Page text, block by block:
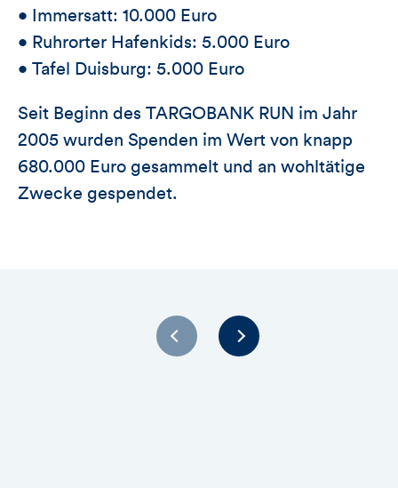
• Immersatt: 10.000 Euro
• Ruhrorter Hafenkids: 5.000 Euro
• Tafel Duisburg: 5.000 Euro
Seit Beginn des TARGOBANK RUN im Jahr
2005 wurden Spenden im Wert von knapp
680.000 Euro gesammelt und an wohltätige
Zwecke gespendet.